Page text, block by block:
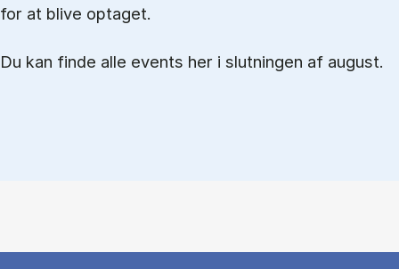
for at blive optaget.
Du kan finde alle events her i slutningen af august.